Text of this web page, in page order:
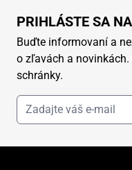
PRIHLÁSTE SA
Buďte informovaní a
o zľavách a
schránky.